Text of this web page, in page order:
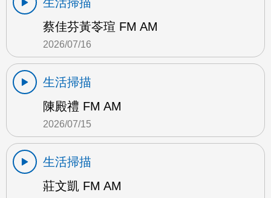
蔡佳芬黃苓瑄 FM AM
2026/07/16
生活掃描
陳殿禮 FM AM
2026/07/15
生活掃描
莊文凱 FM AM